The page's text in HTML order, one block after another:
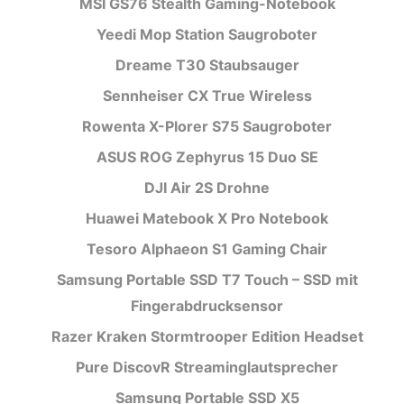
Yeedi Mop Station Saugroboter
Dreame T30 Staubsauger
Sennheiser CX True Wireless
Rowenta X-Plorer S75 Saugroboter
ASUS ROG Zephyrus 15 Duo SE
DJI Air 2S Drohne
Huawei Matebook X Pro Notebook
Tesoro Alphaeon S1 Gaming Chair
Samsung Portable SSD T7 Touch – SSD mit
Fingerabdrucksensor
Razer Kraken Stormtrooper Edition Headset
Pure DiscovR Streaminglautsprecher
Samsung Portable SSD X5